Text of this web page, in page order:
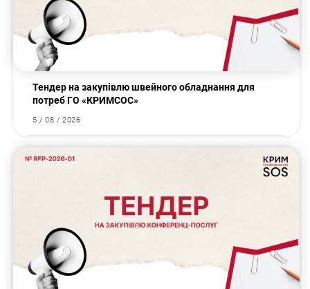
Тендер на закупівлю швейного обладнання для
потреб ГО «КРИМСОС»
5 / 08 / 2026
Закупівлі